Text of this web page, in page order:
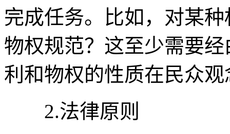
完成任务。比如，对某
物权规范？这至少需要
利和物权的性质在民众
2.法律原则